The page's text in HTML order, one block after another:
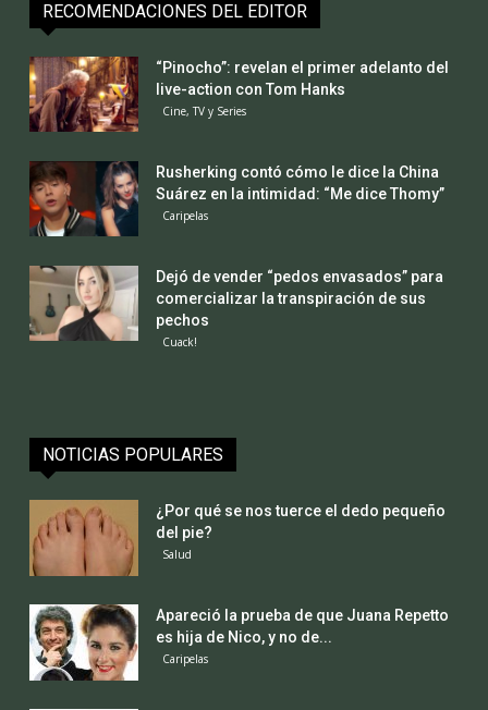
RECOMENDACIONES DEL EDITOR
“Pinocho”: revelan el primer adelanto del
live-action con Tom Hanks
Cine, TV y Series
Rusherking contó cómo le dice la China
Suárez en la intimidad: “Me dice Thomy”
Caripelas
Dejó de vender “pedos envasados” para
comercializar la transpiración de sus
pechos
Cuack!
NOTICIAS POPULARES
¿Por qué se nos tuerce el dedo pequeño
del pie?
Salud
Apareció la prueba de que Juana Repetto
es hija de Nico, y no de...
Caripelas